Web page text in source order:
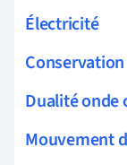
Électricité
Dualité onde
Mouvement